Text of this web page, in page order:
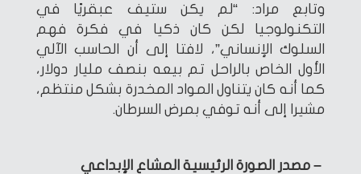
وتابع مراد: “لم يكن ستيف عبقريًا في
التكنولوجيا لكن كان ذكيا في فكرة فهم
السلوك الإنساني”، لافتا إلى أن الحاسب الآلي
الأول الخاص بالراحل تم بيعه بنصف مليار دولار،
كما أنه كان يتناول المواد المخدرة بشكل منتظم،
مشيرا إلى أنه توفي بمرض السرطان.
– مصدر الصورة الرئيسية المشاع الإبداعي